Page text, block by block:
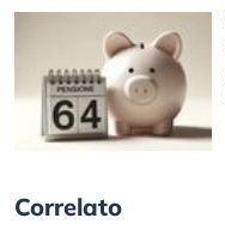
Correlato